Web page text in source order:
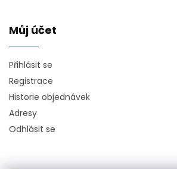
Můj účet
Přihlásit se
Registrace
Historie objednávek
Adresy
Odhlásit se